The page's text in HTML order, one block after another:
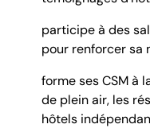
participe à des
pour renforcer sa
forme ses CSM à
de plein air, les
hôtels